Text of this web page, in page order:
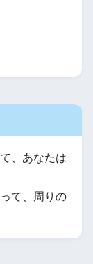
、あなたは
て、周りの